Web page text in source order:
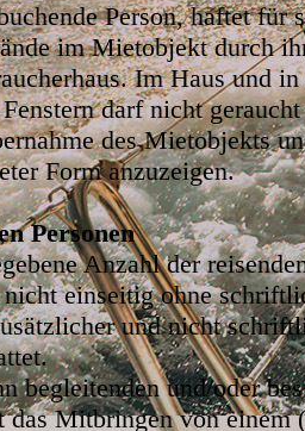
Person, haftet
im Mietobjekt durch
Im Haus und
darf nicht
des Mietobjekts
Form anzuzeigen.
Personen
Anzahl der
einseitig ohne
und nicht
begleitenden und/oder
das Mitbringen von